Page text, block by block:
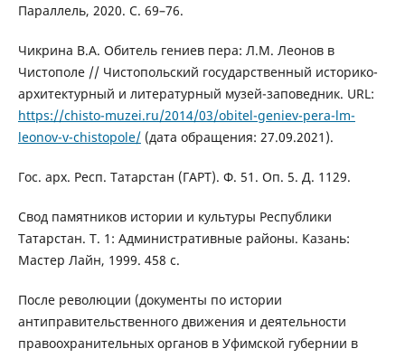
Параллель, 2020. С. 69–76.
Чикрина В.А. Обитель гениев пера: Л.М. Леонов в
Чистополе // Чистопольский государственный историко-
архитектурный и литературный музей-заповедник. URL:
https://chisto-muzei.ru/2014/03/obitel-geniev-pera-lm-
leonov-v-chistopole/(дата обращения: 27.09.2021).
Гос. арх. Респ. Татарстан (ГАРТ). Ф. 51. Оп. 5. Д. 1129.
Свод памятников истории и культуры Республики
Татарстан. Т. 1: Административные районы. Казань:
Мастер Лайн, 1999. 458 с.
После революции (документы по истории
антиправительственного движения и деятельности
правоохранительных органов в Уфимской губернии в